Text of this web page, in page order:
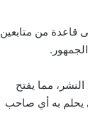
قاعدة من متابعين
مما يفتح
يحلم به أي صاحب